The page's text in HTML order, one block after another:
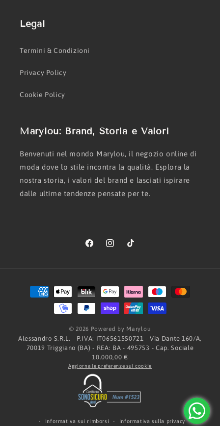
Legal
Termini & Condizioni
Privacy Policy
Cookie Policy
Marylou: Brand, Storia e Valori
Benvenuti nel mondo Marylou, il negozio online di
moda dove lo stile incontra la qualità. Esplora la
nostra storia, i valori del brand e lasciati ispirare
dalle ultime tendenze pensate per te.
FacebookInstagramTikTok
Metodi
di
pagamento
© 2026 Powered by Marylou
Alessandro S.R.L. - P.IVA: IT06561550721 - Via Dante 160/A,
70019 Triggiano (BA) - REA: BA - 495753 - Cap. Sociale
10.000,00 €
Aggiorna le preferenze sui cookie
Informativa sui rimborsi Informativa sulla privacy